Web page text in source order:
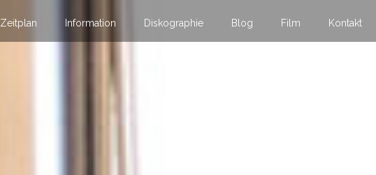
Zeitplan Information Diskographie Blog Film Kontakt